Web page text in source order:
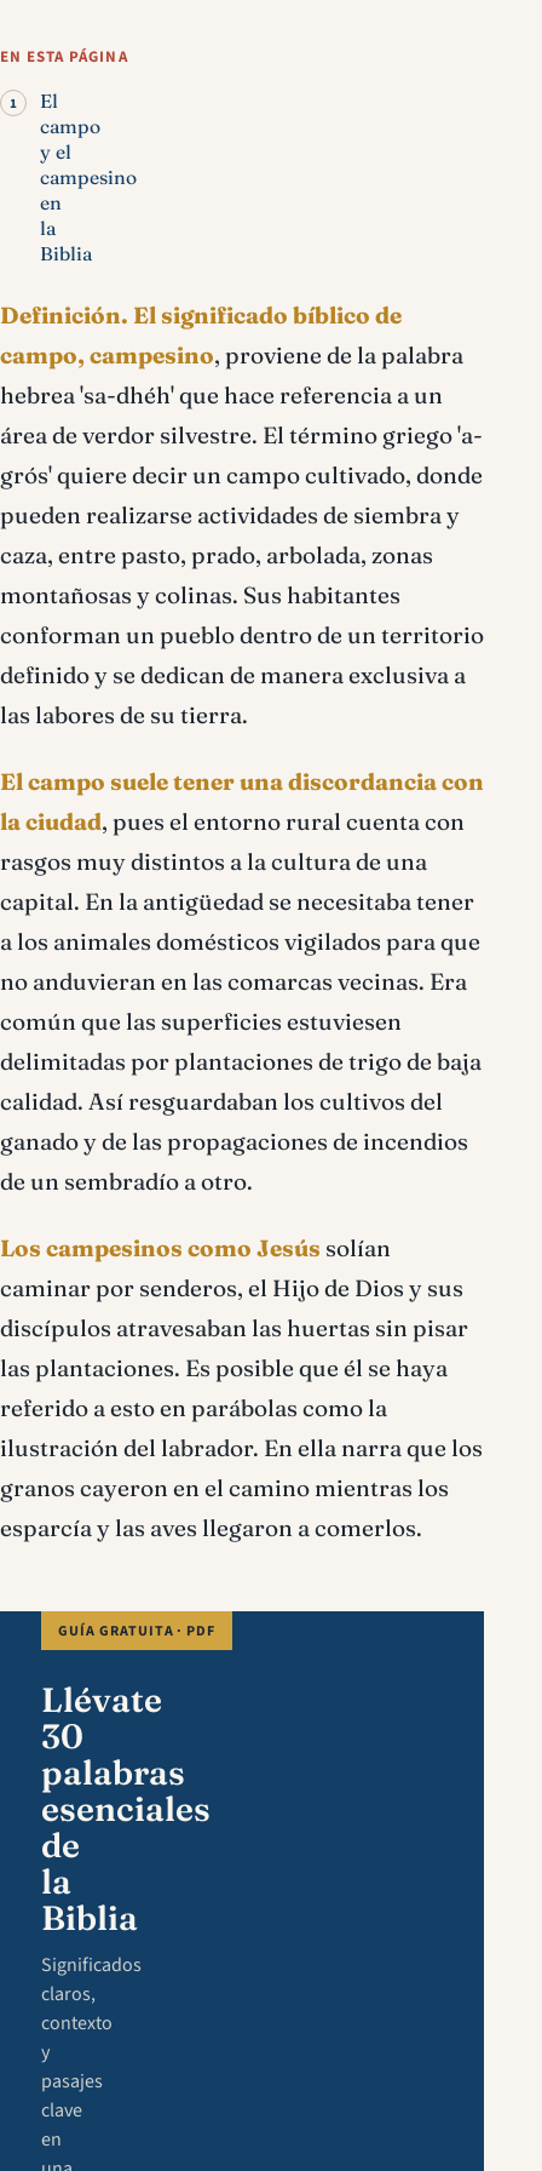
EN ESTA PÁGINA
El
campo
y el
campesino
en
la
Biblia
Definición. El significado bíblico de
campo, campesino, proviene de la palabra
hebrea 'sa-dhéh' que hace referencia a un
área de verdor silvestre. El término griego 'a-
grós' quiere decir un campo cultivado, donde
pueden realizarse actividades de siembra y
caza, entre pasto, prado, arbolada, zonas
montañosas y colinas. Sus habitantes
conforman un pueblo dentro de un territorio
definido y se dedican de manera exclusiva a
las labores de su tierra.
El campo suele tener una discordancia con
la ciudad, pues el entorno rural cuenta con
rasgos muy distintos a la cultura de una
capital. En la antigüedad se necesitaba tener
a los animales domésticos vigilados para que
no anduvieran en las comarcas vecinas. Era
común que las superficies estuviesen
delimitadas por plantaciones de trigo de baja
calidad. Así resguardaban los cultivos del
ganado y de las propagaciones de incendios
de un sembradío a otro.
Los campesinos como Jesús solían
caminar por senderos, el Hijo de Dios y sus
discípulos atravesaban las huertas sin pisar
las plantaciones. Es posible que él se haya
referido a esto en parábolas como la
ilustración del labrador. En ella narra que los
granos cayeron en el camino mientras los
esparcía y las aves llegaron a comerlos.
GUÍA GRATUITA · PDF
Llévate
30
palabras
esenciales
de
la
Biblia
Significados
claros,
contexto
y
pasajes
clave
en